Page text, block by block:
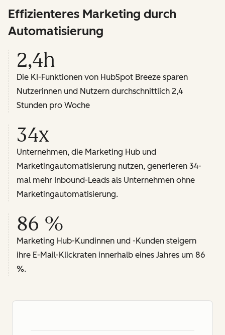
Effizienteres Marketing durch
Automatisierung
2,4h
Die KI-Funktionen von HubSpot Breeze sparen
Nutzerinnen und Nutzern durchschnittlich 2,4
Stunden pro Woche
34x
Unternehmen, die Marketing Hub und
Marketingautomatisierung nutzen, generieren 34-
mal mehr Inbound-Leads als Unternehmen ohne
Marketingautomatisierung.
86 %
Marketing Hub-Kundinnen und -Kunden steigern
ihre E-Mail-Klickraten innerhalb eines Jahres um 86
%.